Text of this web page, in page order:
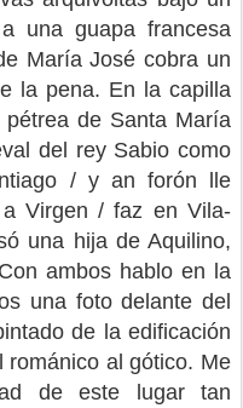
una guapa francesa
María José cobra un
la pena. En la capilla
de Santa María
del rey Sabio como
/ y an forón lle
Virgen / faz en Vila-
una hija de Aquilino,
ambos hablo en la
una foto delante del
de la edificación
románico al gótico. Me
de este lugar tan